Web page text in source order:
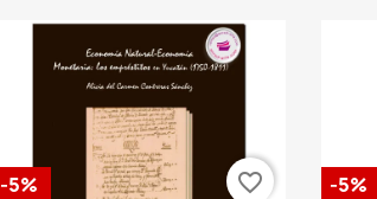
-5% favorite_border -5%